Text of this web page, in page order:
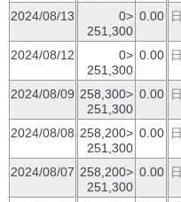
2024/08/13
0>
251,300
0.00 日
2024/08/12
0>
251,300
0.00 日
2024/08/09 258,300>
251,300
0.00 日
2024/08/08 258,200>
251,300
0.00 日
2024/08/07 258,200>
251,300
0.00 日